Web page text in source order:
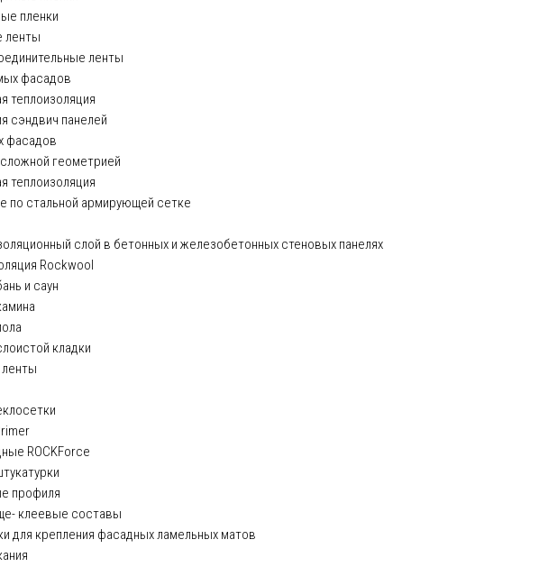
пленки
ленты
ленты
фасадов
теплоизоляция
сэндвич панелей
фасадов
геометрией
теплоизоляция
по стальной армирующей сетке
слой в бетонных и железобетонных стеновых панелях
Rockwool
и саун
кладки
ROCKForce
профиля
клеевые составы
для крепления фасадных ламельных матов